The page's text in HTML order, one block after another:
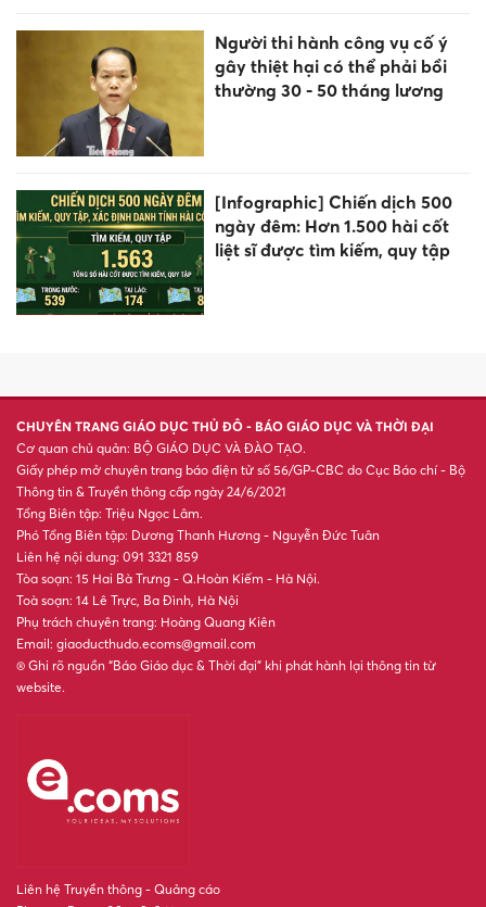
nghệ thuật truyền thống Cố
đô Huế
trường học sau sắp xếp ở Phú
Thọ
Rõ quyền, rõ trách nhiệm để
chấm dứt áp lực quỹ lớp, quỹ
trường
Hiệu trưởng, hiệu phó dôi dư
quyền hạn trong khi thi hành